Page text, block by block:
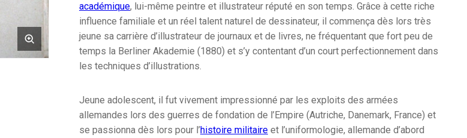
académique, lui-même peintre et illustrateur réputé en son temps. Grâce à cette riche
influence familiale et un réel talent naturel de dessinateur, il commença dès lors très
jeune sa carrière d’illustrateur de journaux et de livres, ne fréquentant que fort peu de
temps la Berliner Akademie (1880) et s’y contentant d’un court perfectionnement dans
les techniques d’illustrations.
Jeune adolescent, il fut vivement impressionné par les exploits des armées
allemandes lors des guerres de fondation de l’Empire (Autriche, Danemark, France) et
se passionna dès lors pour l’histoire militaireet l’uniformologie, allemande d’abord